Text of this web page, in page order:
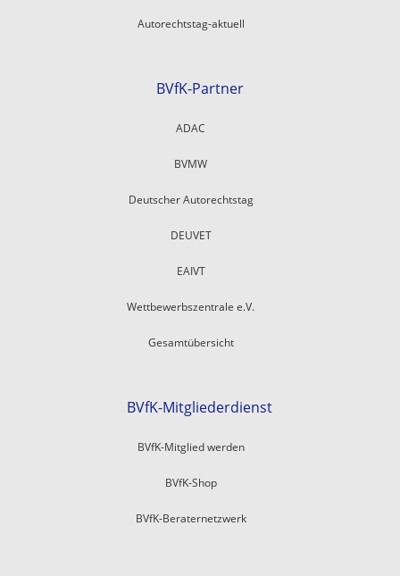
Autorechtstag-aktuell
BVfK-Partner
ADAC
BVMW
Deutscher Autorechtstag
DEUVET
EAIVT
Wettbewerbszentrale e.V.
Gesamtübersicht
BVfK-Mitgliederdienst
BVfK-Mitglied werden
BVfK-Shop
BVfK-Beraternetzwerk